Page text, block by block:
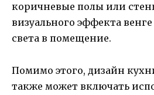
коричневые полы или
визуального эффекта
света в помещение.
Помимо этого, дизайн
также может включать